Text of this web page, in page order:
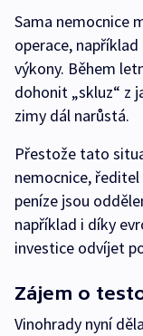
Sama nemocnice
operace,
výkony. Během
dohonit „skluz“ z
zimy dál narůstá.
Přestože tato
nemocnice,
peníze jsou
například i díky
investice odvíjet
Zájem o
Vinohrady nyní